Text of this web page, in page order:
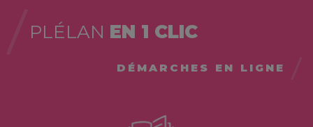
PLÉLAN EN 1 CLIC
DÉMARCHES EN LIGNE